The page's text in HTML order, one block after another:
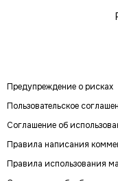
Предупреждение о рисках
Пользовательское
Соглашение об
Правила написания
Правила использования